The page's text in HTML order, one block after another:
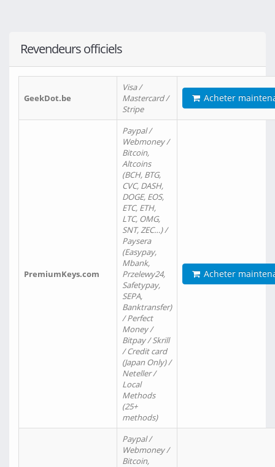
Revendeurs officiels
GeekDot.be
Visa /
Mastercard /
Stripe
Acheter
PremiumKeys.com
Paypal /
Webmoney /
Bitcoin,
Altcoins
(BCH, BTG,
CVC, DASH,
DOGE, EOS,
ETC, ETH,
LTC, OMG,
SNT, ZEC…) /
Paysera
(Easypay,
Mbank,
Przelewy24,
Safetypay,
SEPA,
Banktransfer)
/ Perfect
Money /
Bitpay / Skrill
/ Credit card
(Japan Only) /
Neteller /
Local
Methods
(25+
methods)
Acheter
Paypal /
Webmoney /
Bitcoin,